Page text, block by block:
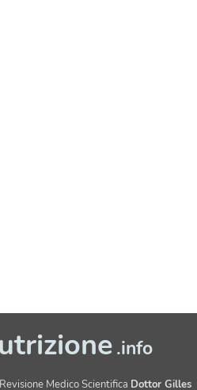
.info
Medico Scientifica Dottor Gilles